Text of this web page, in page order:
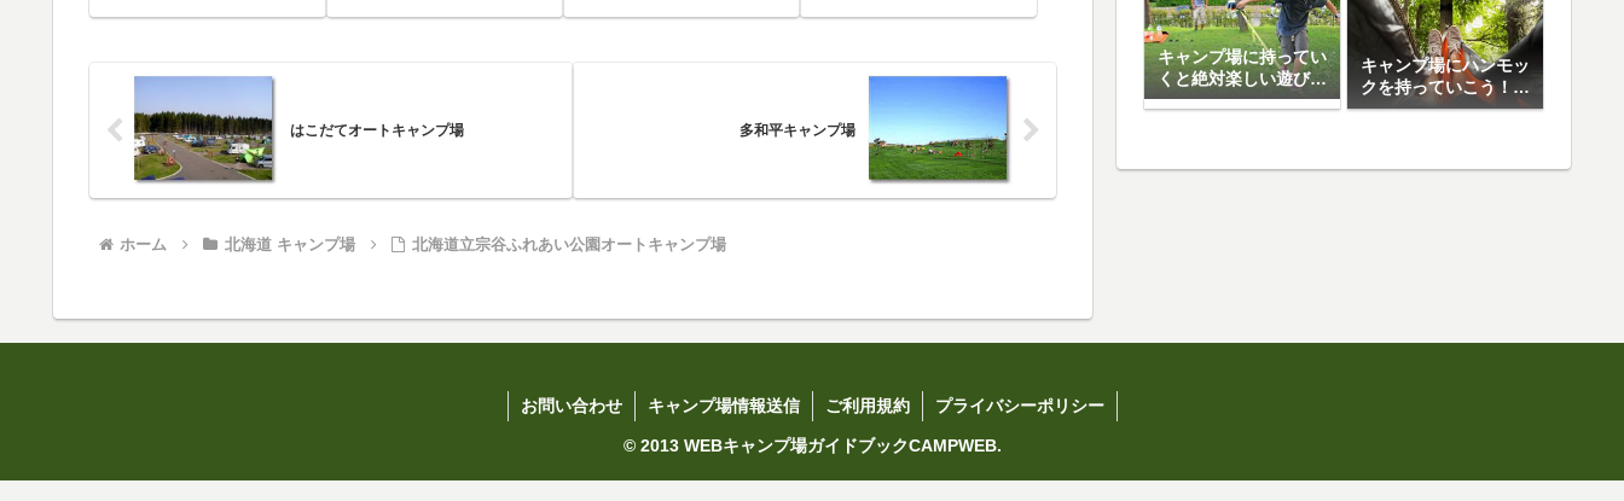
はこだてオートキャンプ場 多和平キャンプ場
ホーム 北海道 キャンプ場 北海道立宗谷ふれあい公園オートキャンプ場
キャンプ場に持ってい
くと絶対楽しい遊び道
具10選
キャンプ場にハンモッ
クを持っていこう！お
すすめハンモック5選
お問い合わせ キャンプ場情報送信 ご利用規約 プライバシーポリシー
© 2013 WEBキャンプ場ガイドブックCAMPWEB.